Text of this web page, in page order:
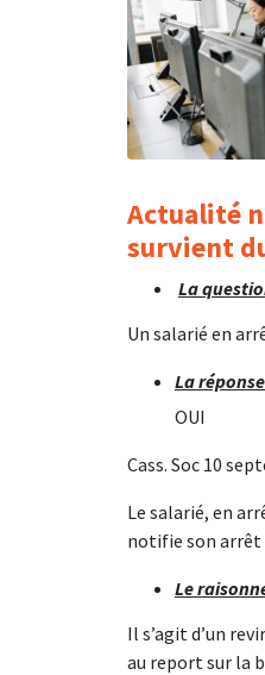
Actualité
survient
La
Un salarié en
La
OUI
Cass. Soc 10
Le salarié, en
notifie son arrêt
Le
Il s’agit d’un
au report sur la